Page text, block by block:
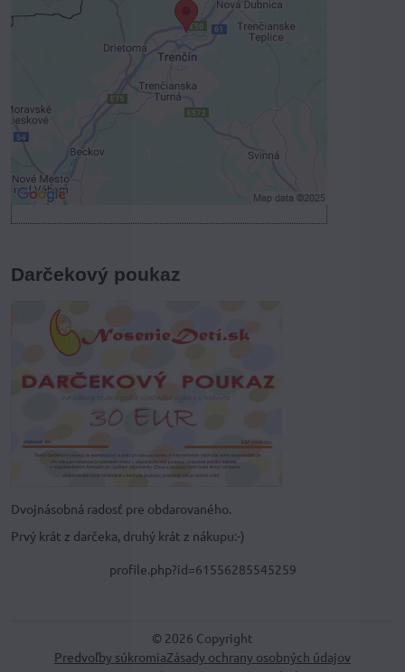
Prajete si načítať externý obsah?
Povoliť tentokrát
Povoliť a zapamätať - súhlas s druhom
cookie: Funkčné
Darčekový poukaz
Dvojnásobná radosť pre obdarovaného.
Prvý krát z darčeka, druhý krát z nákupu:-)
profile.php?id=61556285545259
© 2026 Copyright
Predvoľby súkromiaZásady ochrany osobných údajov